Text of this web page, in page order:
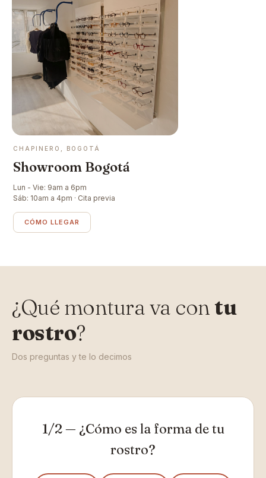
CHAPINERO, BOGOTÁ
Showroom Bogotá
Lun - Vie: 9am a 6pm
Sáb: 10am a 4pm · Cita previa
CÓMO LLEGAR
¿Qué montura va con tu
rostro?
Dos preguntas y te lo decimos
1/2 — ¿Cómo es la forma de tu
rostro?